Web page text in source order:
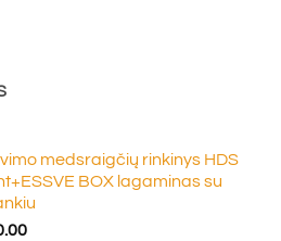
medsraigčių rinkinys HDS
BOX lagaminas su
Current